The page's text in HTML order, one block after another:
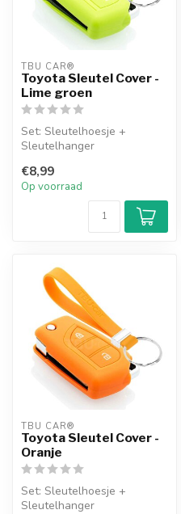
TBU CAR®
Toyota Sleutel Cover -
Lime groen
Set: Sleutelhoesje +
Sleutelhanger
€8,99
Op voorraad
TBU CAR®
Toyota Sleutel Cover -
Oranje
Set: Sleutelhoesje +
Sleutelhanger